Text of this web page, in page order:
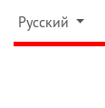
Русский